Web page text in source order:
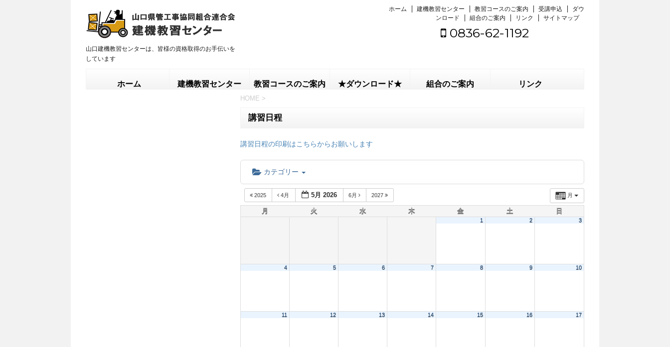
山口建機教習センターは、皆様の資格取得のお手伝いを
しています
ホーム 建機教習センター 教習コースのご案内 受講申込
ダウ
ンロード
組合のご案内 リンク サイトマップ
0836-62-1192
ホーム 建機教習センター 教習コースのご案内 ★ダウンロード★ 組合のご案内 リンク
HOME >
講習日程
講習日程の印刷はこちらからお願いします
カテゴリー
月
2025 4月 5月 2026 6月 2027
月 火 水 木 金 土 日
1 2 3
4 5 6 7 8 9 10
11 12 13 14 15 16 17